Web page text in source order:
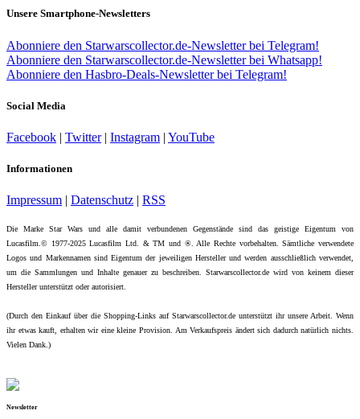
Unsere Smartphone-Newsletters
Abonniere den Starwarscollector.de-Newsletter bei Telegram!
Abonniere den Starwarscollector.de-Newsletter bei Whatsapp!
Abonniere den Hasbro-Deals-Newsletter bei Telegram!
Social Media
Facebook | Twitter| Instagram | YouTube
Informationen
Impressum | Datenschutz | RSS
Die Marke Star Wars und alle damit verbundenen Gegenstände sind das geistige Eigentum von
Lucasfilm.© 1977-2025 Lucasfilm Ltd. & TM und ®. Alle Rechte vorbehalten. Sämtliche verwendete
Logos und Markennamen sind Eigentum der jeweiligen Hersteller und werden ausschließlich verwendet,
um die Sammlungen und Inhalte genauer zu beschreiben. Starwarscollector.de wird von keinem dieser
Hersteller unterstützt oder autorisiert.
(Durch den Einkauf über die Shopping-Links auf Starwarscollector.de unterstützt ihr unsere Arbeit. Wenn
ihr etwas kauft, erhalten wir eine kleine Provision. Am Verkaufspreis ändert sich dadurch natürlich nichts.
Vielen Dank.)
Newsletter